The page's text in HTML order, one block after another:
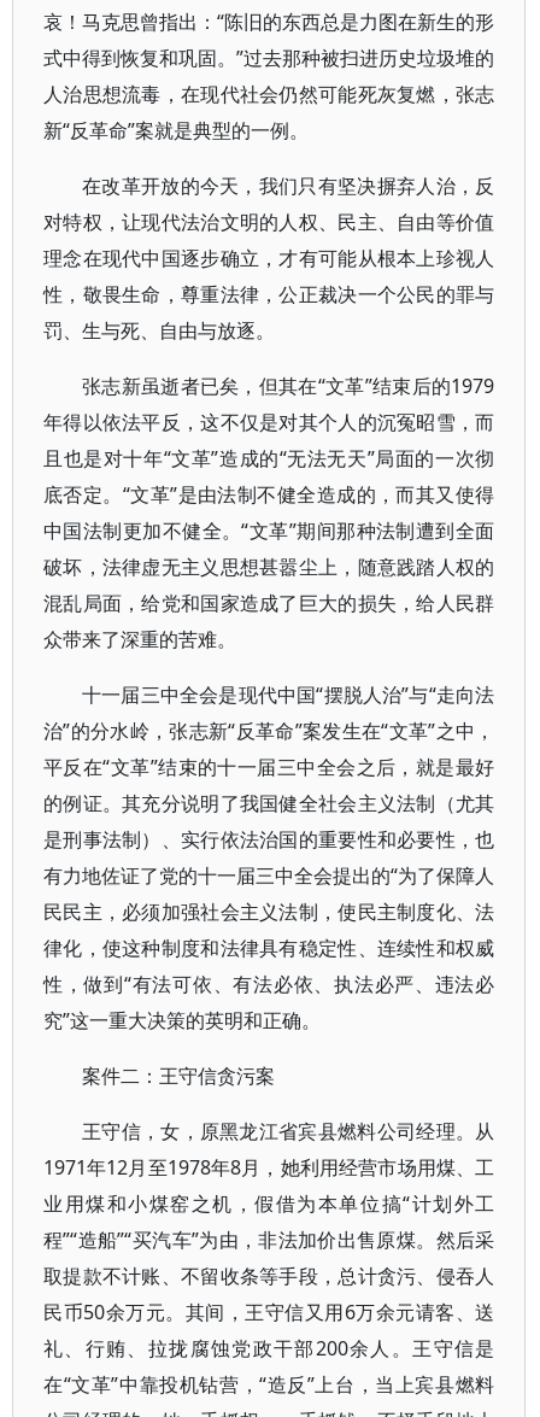
哀！马克思曾指出：“陈旧的东西总是力图在新生的形
式中得到恢复和巩固。”过去那种被扫进历史垃圾堆的
人治思想流毒，在现代社会仍然可能死灰复燃，张志
新“反革命”案就是典型的一例。
在改革开放的今天，我们只有坚决摒弃人治，反
对特权，让现代法治文明的人权、民主、自由等价值
理念在现代中国逐步确立，才有可能从根本上珍视人
性，敬畏生命，尊重法律，公正裁决一个公民的罪与
罚、生与死、自由与放逐。
张志新虽逝者已矣，但其在“文革”结束后的1979
年得以依法平反，这不仅是对其个人的沉冤昭雪，而
且也是对十年“文革”造成的“无法无天”局面的一次彻
底否定。“文革”是由法制不健全造成的，而其又使得
中国法制更加不健全。“文革”期间那种法制遭到全面
破坏，法律虚无主义思想甚嚣尘上，随意践踏人权的
混乱局面，给党和国家造成了巨大的损失，给人民群
众带来了深重的苦难。
十一届三中全会是现代中国“摆脱人治”与“走向法
治”的分水岭，张志新“反革命”案发生在“文革”之中，
平反在“文革”结束的十一届三中全会之后，就是最好
的例证。其充分说明了我国健全社会主义法制（尤其
是刑事法制）、实行依法治国的重要性和必要性，也
有力地佐证了党的十一届三中全会提出的“为了保障人
民民主，必须加强社会主义法制，使民主制度化、法
律化，使这种制度和法律具有稳定性、连续性和权威
性，做到“有法可依、有法必依、执法必严、违法必
究”这一重大决策的英明和正确。
案件二：王守信贪污案
王守信，女，原黑龙江省宾县燃料公司经理。从
1971年12月至1978年8月，她利用经营市场用煤、工
业用煤和小煤窑之机，假借为本单位搞“计划外工
程”“造船”“买汽车”为由，非法加价出售原煤。然后采
取提款不计账、不留收条等手段，总计贪污、侵吞人
民币50余万元。其间，王守信又用6万余元请客、送
礼、行贿、拉拢腐蚀党政干部200余人。王守信是
在“文革”中靠投机钻营，“造反”上台，当上宾县燃料